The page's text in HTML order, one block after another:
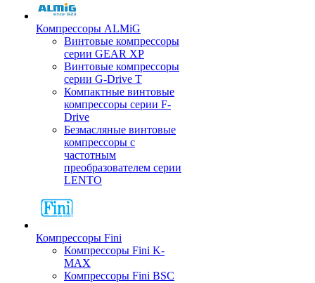
Компрессоры ALMiG
Винтовые компрессоры
серии GEAR XP
Винтовые компрессоры
серии G-Drive T
Компактные винтовые
компрессоры серии F-
Drive
Безмасляные винтовые
компрессоры с
частотным
преобразователем серии
LENTO
Компрессоры Fini
Компрессоры Fini K-
MAX
Компрессоры Fini BSC